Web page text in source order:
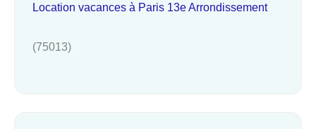
Location vacances à Paris 13e Arrondissement
(75013)